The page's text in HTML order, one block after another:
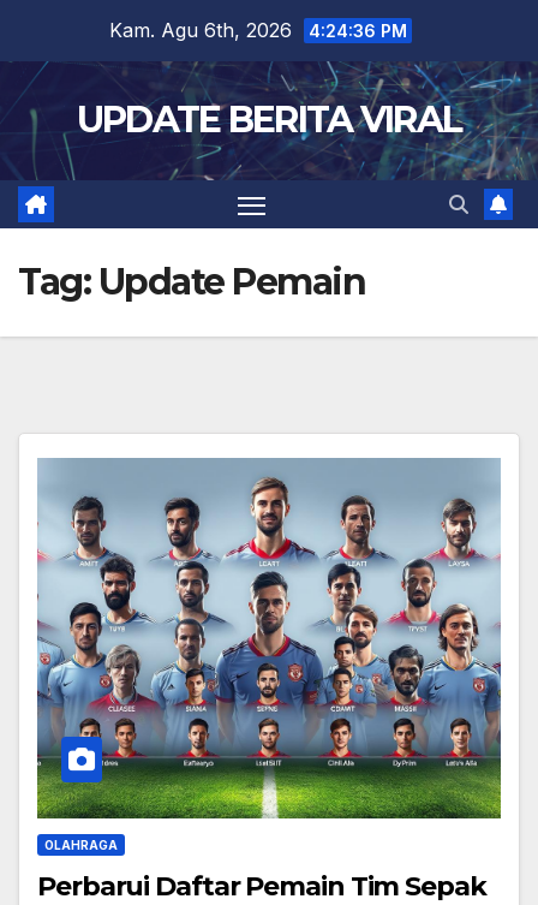
content
Kam. Agu 6th, 2026 4:24:37 PM
UPDATE BERITA VIRAL
Tag: Update Pemain
OLAHRAGA
Perbarui Daftar Pemain Tim Sepak